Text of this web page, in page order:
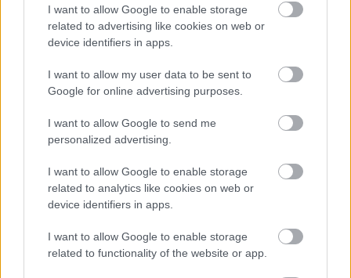
I want to allow Google to enable storage
related to advertising like cookies on web or
device identifiers in apps.
I want to allow my user data to be sent to
Google for online advertising purposes.
I want to allow Google to send me
personalized advertising.
I want to allow Google to enable storage
related to analytics like cookies on web or
device identifiers in apps.
I want to allow Google to enable storage
related to functionality of the website or app.
Η γαλάζια «θετική ατζέντα» στο δρόμο για το
ΣΥΡΙΖΑ μελετούν Ιστορία
Πυρόπληκτοι: Τι σημαίνουν τα «πράσινα»,
«κίτρινα» και «κόκκινα» σπίτια για τις
αποζημιώσεις
Ποια είναι η (κυβερνητική) λίστα με τα μεγάλα